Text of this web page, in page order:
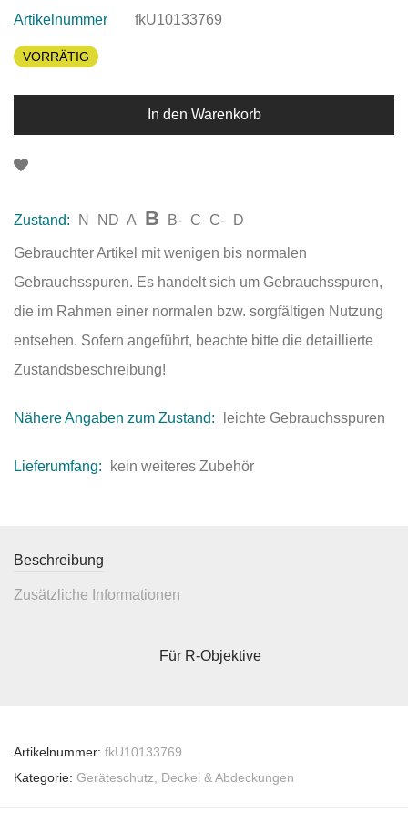
Artikelnummer
fkU10133769
VORRÄTIG
In den Warenkorb
Zustand: N ND A B B- C C- D
Gebrauchter Artikel mit wenigen bis normalen
Gebrauchsspuren. Es handelt sich um Gebrauchsspuren,
die im Rahmen einer normalen bzw. sorgfältigen Nutzung
entsehen. Sofern angeführt, beachte bitte die detaillierte
Zustandsbeschreibung!
Nähere Angaben zum Zustand: leichte Gebrauchsspuren
Lieferumfang: kein weiteres Zubehör
Beschreibung
Zusätzliche Informationen
Für R-Objektive
Artikelnummer: fkU10133769
Kategorie: Geräteschutz, Deckel & Abdeckungen